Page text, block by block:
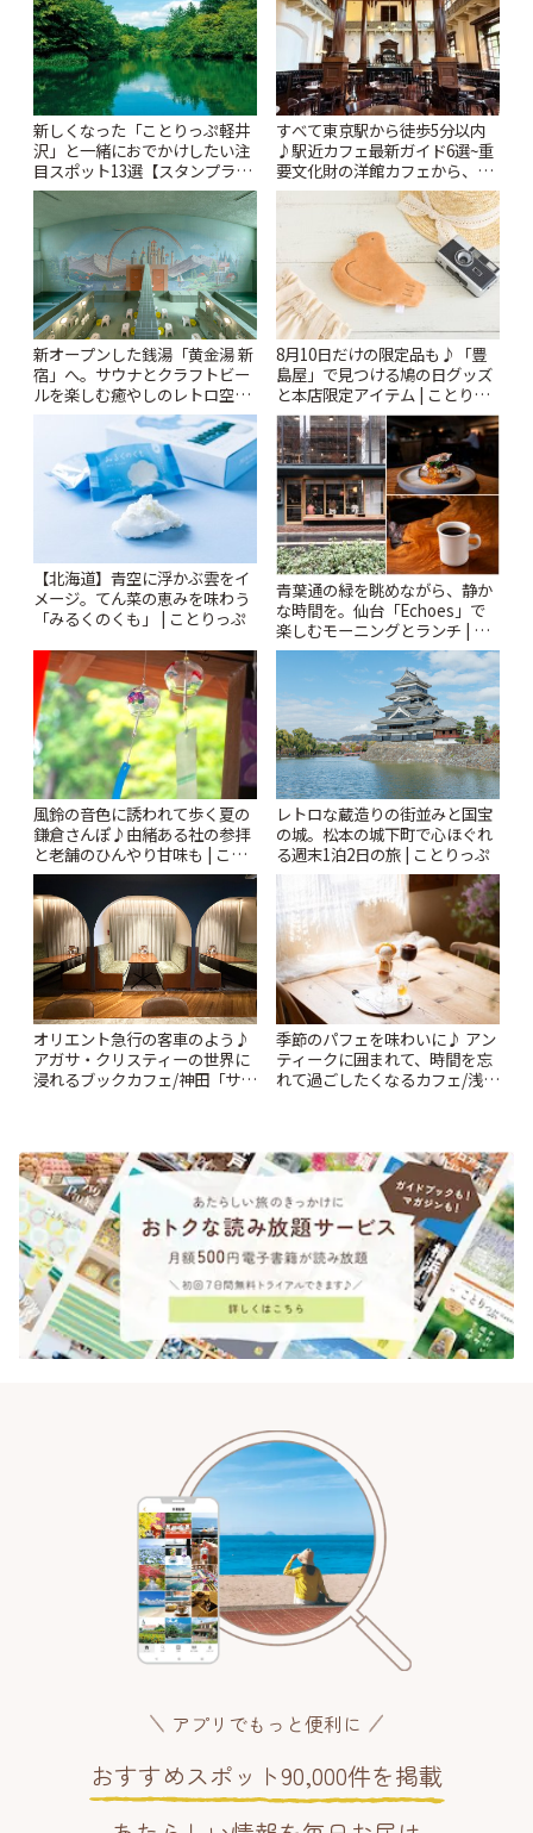
新しくなった「ことりっぷ軽井
沢」と一緒におでかけしたい注
目スポット13選【スタンプラリ
ー開催中】 | ことりっぷ
すべて東京駅から徒歩5分以内
♪駅近カフェ最新ガイド6選~重
要文化財の洋館カフェから、改
札すぐのレトロ喫茶まで~ | こと
新オープンした銭湯「黄金湯 新
宿」へ。サウナとクラフトビー
ルを楽しむ癒やしのレトロ空間
| ことりっぷ
8月10日だけの限定品も♪「豊
島屋」で見つける鳩の日グッズ
と本店限定アイテム | ことりっ
ぷ
【北海道】青空に浮かぶ雲をイ
メージ。てん菜の恵みを味わう
「みるくのくも」 | ことりっぷ
青葉通の緑を眺めながら、静か
な時間を。仙台「Echoes」で
楽しむモーニングとランチ | こ
とりっぷ
風鈴の音色に誘われて歩く夏の
鎌倉さんぽ♪由緒ある社の参拝
と老舗のひんやり甘味も | こと
りっぷ
レトロな蔵造りの街並みと国宝
の城。松本の城下町で心ほぐれ
る週末1泊2日の旅 | ことりっぷ
オリエント急行の客車のよう♪
アガサ・クリスティーの世界に
浸れるブックカフェ/神田「サロ
季節のパフェを味わいに♪ アン
ティークに囲まれて、時間を忘
れて過ごしたくなるカフェ/浅草
アプリでもっと便利に
おすすめスポット90,000件を掲載